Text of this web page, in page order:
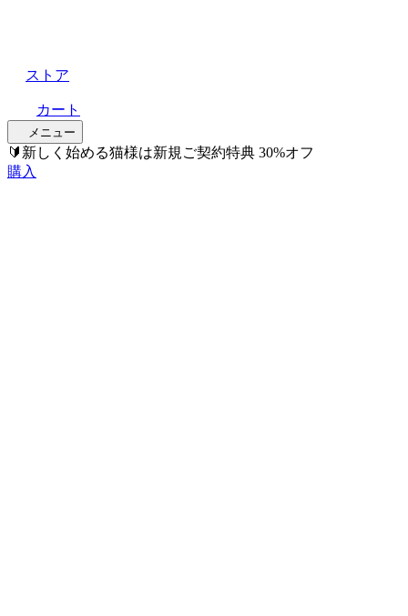
ストア
カート
メニュー
🔰新しく始める猫様は新規ご契約特典 30%オフ
購入